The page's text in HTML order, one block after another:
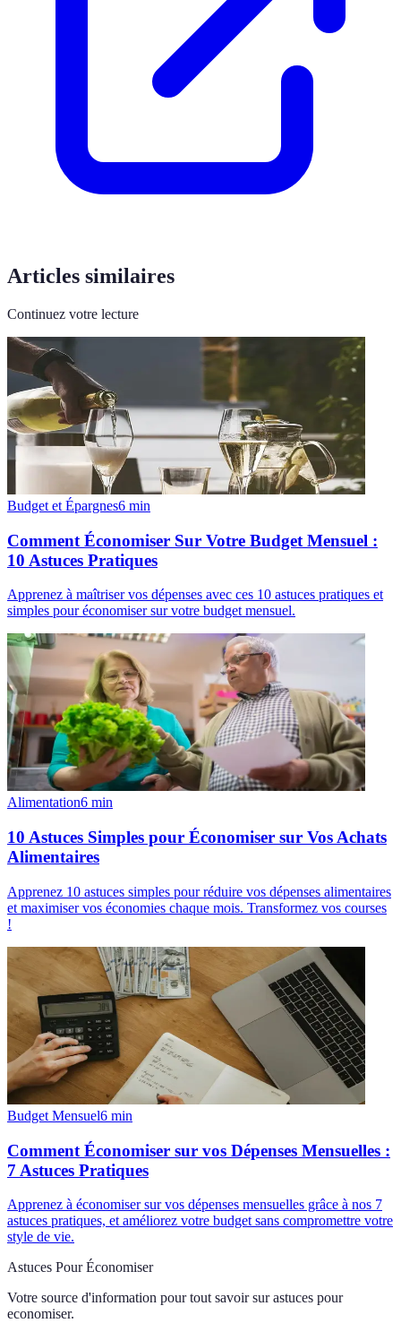
Articles similaires
Continuez votre lecture
Budget et Épargnes6 min
Comment Économiser Sur Votre Budget Mensuel :
10 Astuces Pratiques
Apprenez à maîtriser vos dépenses avec ces 10 astuces pratiques et
simples pour économiser sur votre budget mensuel.
Alimentation6 min
10 Astuces Simples pour Économiser sur Vos Achats
Alimentaires
Apprenez 10 astuces simples pour réduire vos dépenses alimentaires
et maximiser vos économies chaque mois. Transformez vos courses
!
Budget Mensuel6 min
Comment Économiser sur vos Dépenses Mensuelles :
7 Astuces Pratiques
Apprenez à économiser sur vos dépenses mensuelles grâce à nos 7
astuces pratiques, et améliorez votre budget sans compromettre votre
style de vie.
Astuces Pour Économiser
Votre source d'information pour tout savoir sur astuces pour
economiser.